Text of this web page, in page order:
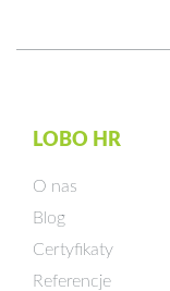
LOBO HR
O nas
Blog
Certyfikaty
Referencje